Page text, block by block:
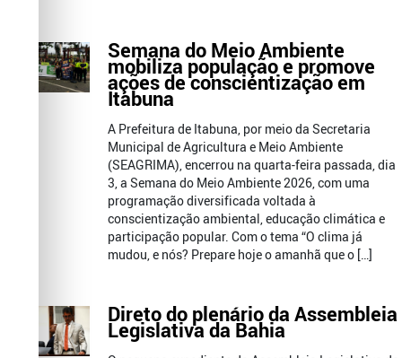
Semana do Meio Ambiente
mobiliza população e promove
ações de conscientização em
Itabuna
A Prefeitura de Itabuna, por meio da Secretaria
Municipal de Agricultura e Meio Ambiente
(SEAGRIMA), encerrou na quarta-feira passada, dia
3, a Semana do Meio Ambiente 2026, com uma
programação diversificada voltada à
conscientização ambiental, educação climática e
participação popular. Com o tema “O clima já
mudou, e nós? Prepare hoje o amanhã que o […]
Direto do plenário da Assembleia
Legislativa da Bahia